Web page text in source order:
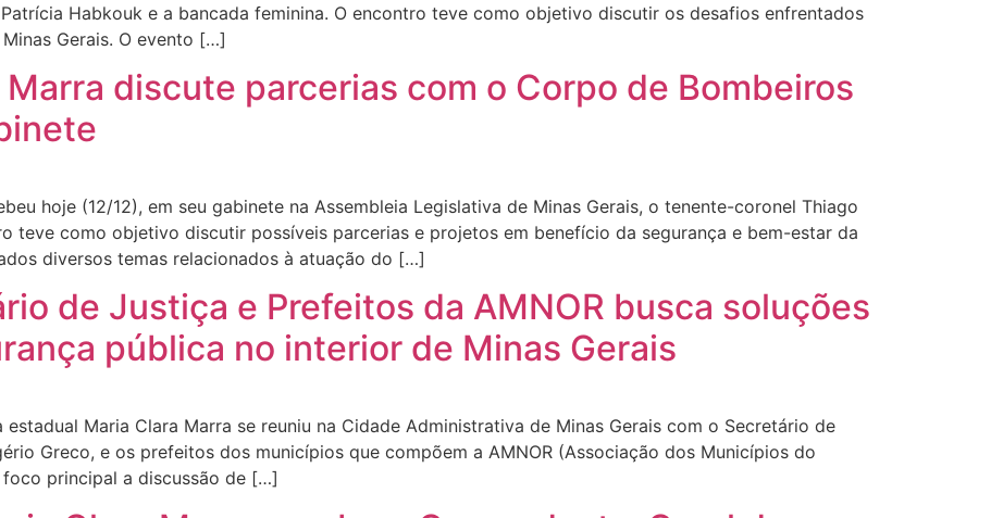
Habkouk e a bancada feminina. O encontro teve como objetivo discutir os desafios enfrentados
Gerais. O evento […]
discute parcerias com o Corpo de Bombeiros
hoje (12/12), em seu gabinete na Assembleia Legislativa de Minas Gerais, o tenente-coronel Thiago
teve como objetivo discutir possíveis parcerias e projetos em benefício da segurança e bem-estar da
diversos temas relacionados à atuação do […]
de Justiça e Prefeitos da AMNOR busca soluções
pública no interior de Minas Gerais
Maria Clara Marra se reuniu na Cidade Administrativa de Minas Gerais com o Secretário de
Greco, e os prefeitos dos municípios que compõem a AMNOR (Associação dos Municípios do
principal a discussão de […]